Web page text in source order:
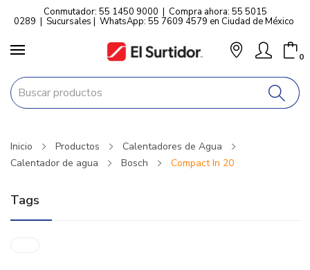
Conmutador: 55 1450 9000 | Compra ahora: 55 5015
0289 | Sucursales | WhatsApp: 55 7609 4579 en Ciudad de México
0
Inicio Productos
Calentadores de Agua
Calentador de agua
Bosch Compact In 20
Tags